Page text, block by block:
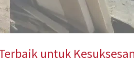
untuk